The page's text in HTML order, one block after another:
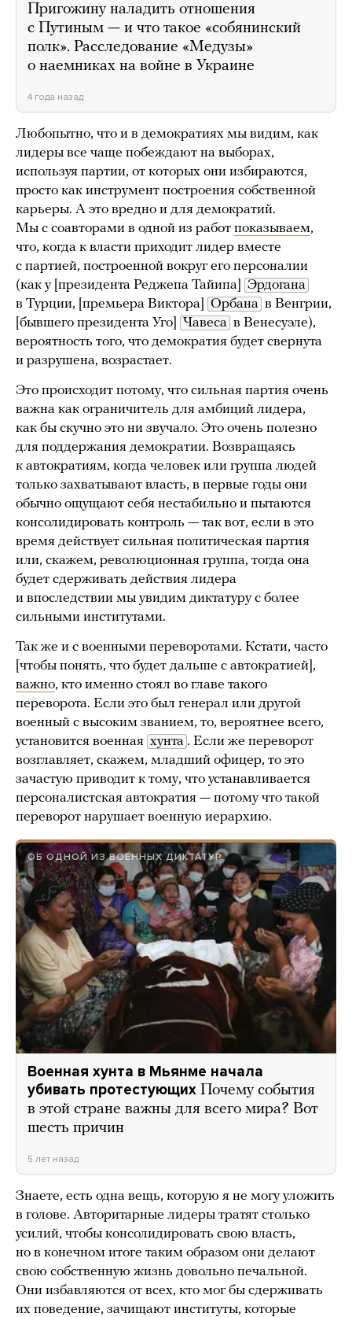
Пригожину наладить отношения
с Путиным — и что такое «собянинский
полк». Расследование «Медузы»
о наемниках на войне в Украине
4 года назад
Любопытно, что и в демократиях мы видим, как
лидеры все чаще побеждают на выборах,
используя партии, от которых они избираются,
просто как инструмент построения собственной
карьеры. А это вредно и для демократий.
Мы с соавторами в одной из работ показываем,
что, когда к власти приходит лидер вместе
с партией, построенной вокруг его персоналии
(как у [президента Реджепа Тайипа]
Эрдогана
в Турции, [премьера Виктора]
Орбана в Венгрии,
[бывшего президента Уго]
Чавеса в Венесуэле),
вероятность того, что демократия будет свернута
и разрушена, возрастает.
Это происходит потому, что сильная партия очень
важна как ограничитель для амбиций лидера,
как бы скучно это ни звучало. Это очень полезно
для поддержания демократии. Возвращаясь
к автократиям, когда человек или группа людей
только захватывают власть, в первые годы они
обычно ощущают себя нестабильно и пытаются
консолидировать контроль — так вот, если в это
время действует сильная политическая партия
или, скажем, революционная группа, тогда она
будет сдерживать действия лидера
и впоследствии мы увидим диктатуру с более
сильными институтами.
Так же и с военными переворотами. Кстати, часто
[чтобы понять, что будет дальше с автократией],
важно, кто именно стоял во главе такого
переворота. Если это был генерал или другой
военный с высоким званием, то, вероятнее всего,
установится военная хунта . Если же переворот
возглавляет, скажем, младший офицер, то это
зачастую приводит к тому, что устанавливается
персоналистская автократия — потому что такой
переворот нарушает военную иерархию.
ОБ ОДНОЙ ИЗ ВОЕННЫХ ДИКТАТУР
Военная хунта в Мьянме начала
убивать протестующих Почему события
в этой стране важны для всего мира? Вот
шесть причин
5 лет назад
Знаете, есть одна вещь, которую я не могу уложить
в голове. Авторитарные лидеры тратят столько
усилий, чтобы консолидировать свою власть,
но в конечном итоге таким образом они делают
свою собственную жизнь довольно печальной.
Они избавляются от всех, кто мог бы сдерживать
их поведение, зачищают институты, которые